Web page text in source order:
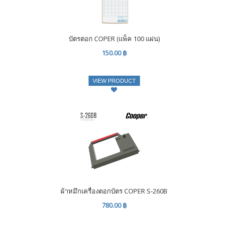
บัตรตอก COPER (แพ็ค 100 แผ่น)
150.00 ฿
VIEW PRODUCT
ผ้าหมึกเครื่องตอกบัตร COPER S-260B
780.00 ฿